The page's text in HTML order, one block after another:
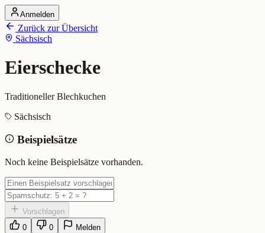
Startseite
Alle Dialekte
Dialekte vergleichen
Dialekt-Karte
Ranking
Eierschecke (Sächsisch)
Bedeutung: Traditioneller Blechkuchen
Eingereicht von: Mundwerk Team
Anmelden
Zurück zur Übersicht
Sächsisch
Eierschecke
Traditioneller Blechkuchen
Sächsisch
Beispielsätze
Noch keine Beispielsätze vorhanden.
Vorschlagen
0
0 Melden